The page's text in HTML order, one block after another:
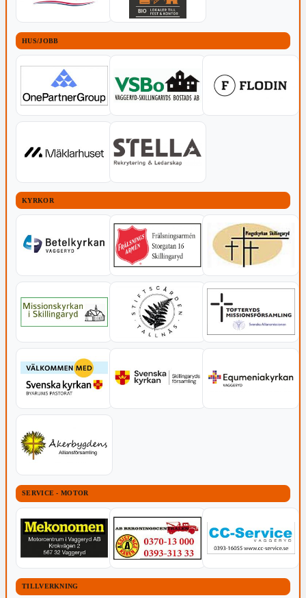
HUS/JOBB
KYRKOR
SERVICE - MOTOR
TILLVERKNING